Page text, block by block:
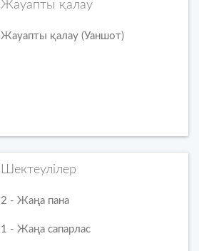
Жауапты қалау
Жауапты қалау (Уаншот)
Шектеулілер
2 - Жаңа пана
1 - Жаңа сапарлас